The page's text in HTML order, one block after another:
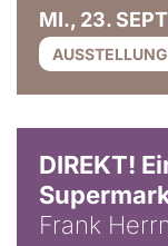
MI., 23.
AUSSTELLUNG
DIREKT!
Frank